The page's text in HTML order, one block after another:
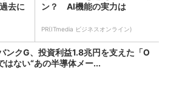
去に
ン？ AI機能の実力は
PR(ITmedia ビジネスオンライン)
ンクG、投資利益1.8兆円を支えた「O
はない“あの半導体メー...